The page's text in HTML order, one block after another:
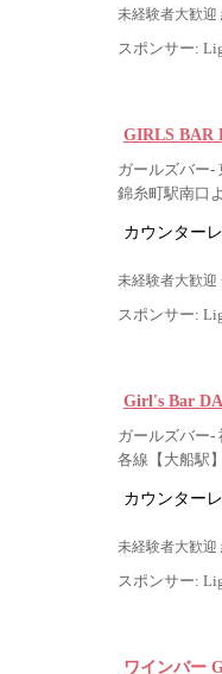
未経験者大歓迎
スポンサー:
GIRLS BAR
ガールズバー
錦糸町駅南口
カウンター
未経験者大歓迎
スポンサー:
Girl's Bar
ガールズバー
各線【大船駅
カウンター
未経験者大歓迎
スポンサー:
ワインバー